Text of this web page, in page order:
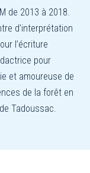
de 2013 à 2018.
d’interprétation
l’écriture
pour
et amoureuse de
de la forêt en
Tadoussac.